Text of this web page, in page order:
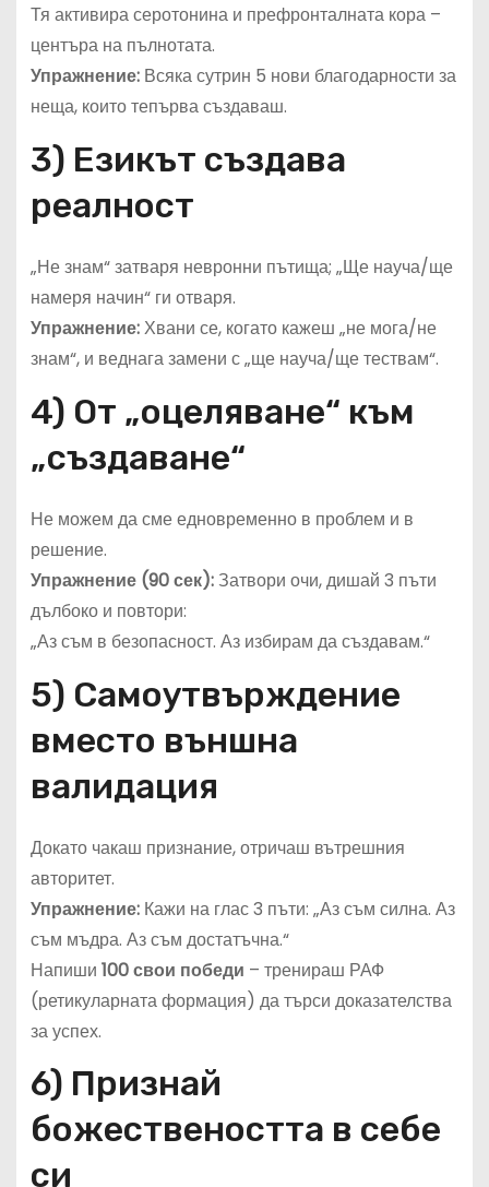
Тя активира серотонина и префронталната кора –
центъра на пълнотата.
Упражнение:Всяка сутрин 5 нови благодарности за
неща, които тепърва създаваш.
3) Езикът създава
реалност
„Не знам“ затваря невронни пътища; „Ще науча/ще
намеря начин“ ги отваря.
Упражнение:Хвани се, когато кажеш „не мога/не
знам“, и веднага замени с „ще науча/ще тествам“.
4) От „оцеляване“ към
„създаване“
Не можем да сме едновременно в проблем и в
решение.
Упражнение (90 сек):Затвори очи, дишай 3 пъти
дълбоко и повтори:
„Аз съм в безопасност. Аз избирам да създавам.“
5) Самоутвърждение
вместо външна
валидация
Докато чакаш признание, отричаш вътрешния
авторитет.
Упражнение:Кажи на глас 3 пъти: „Аз съм силна. Аз
съм мъдра. Аз съм достатъчна.“
Напиши 100 свои победи – тренираш РАФ
(ретикуларната формация) да търси доказателства
за успех.
6) Признай
божествеността в себе
си